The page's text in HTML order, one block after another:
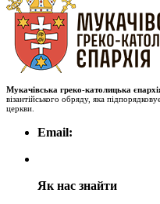
Мукачівська греко-католицька
візантійського обряду, яка
церкви.
Email:
Як нас знайти